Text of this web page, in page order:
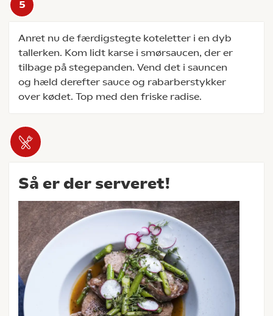
Anret nu de færdigstegte koteletter i en dyb
tallerken. Kom lidt karse i smørsaucen, der er
tilbage på stegepanden. Vend det i sauncen
og hæld derefter sauce og rabarberstykker
over kødet. Top med den friske radise.
Så er der serveret!